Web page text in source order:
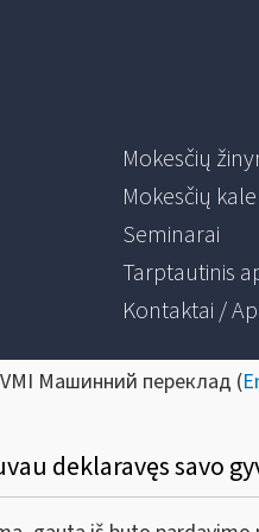
Mokesčių
Mokesčių
Seminarai
Tarptautinis
Kontaktai /
Машинний переклад (